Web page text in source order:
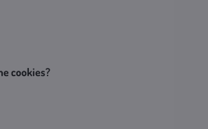
cookies?